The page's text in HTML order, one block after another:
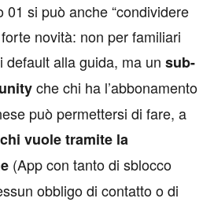
01 si può anche “condividere
novità: non per familiari
default alla guida, ma un sub-
che chi ha l’abbonamento
può permettersi di fare, a
vuole tramite la
(App con tanto di sblocco
obbligo di contatto o di